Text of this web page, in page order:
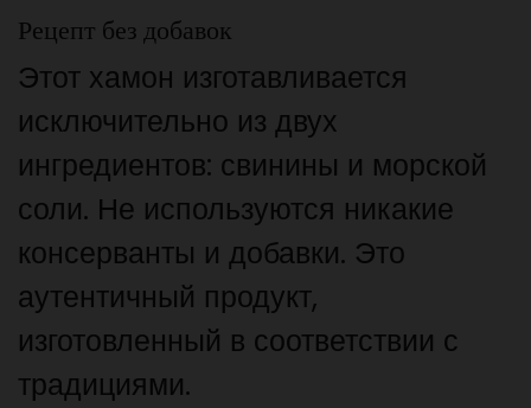
Рецепт без добавок
Этот хамон изготавливается
исключительно из двух
ингредиентов: свинины и морской
соли. Не используются никакие
консерванты и добавки. Это
аутентичный продукт,
изготовленный в соответствии с
традициями.